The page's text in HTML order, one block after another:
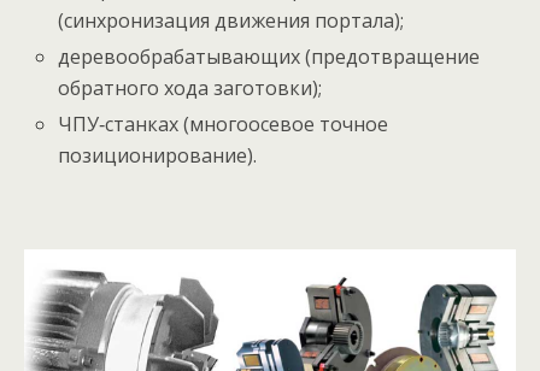
(синхронизация движения портала);
деревообрабатывающих (предотвращение
обратного хода заготовки);
ЧПУ‑станках (многоосевое точное
позиционирование).